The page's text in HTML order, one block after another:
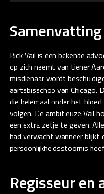
Samenvatting
Rick Vail is een bekende
op zich neemt van tiener
misdienaar wordt
aartsbisschop van Chicago.
die helemaal onder het
volgen. De ambitieuze Vail
een extra zetje te geven.
had verwacht wanneer blijkt
persoonlijkheidsstoornis
Regisseur en